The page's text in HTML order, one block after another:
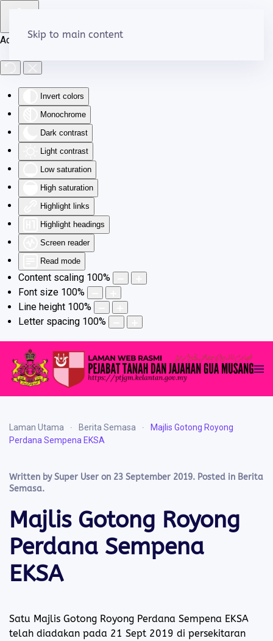
Accessibility Tools
Invert colors
Monochrome
Dark contrast
Light contrast
Low saturation
High saturation
Highlight links
Highlight headings
Screen reader
Read mode
Content scaling 100%
Font size 100%
Line height 100%
Letter spacing 100%
Skip to main content
Laman Utama Berita Semasa
Majlis Gotong Royong
Perdana Sempena EKSA
Written by Super User on 23 September 2019. Posted in Berita
Semasa.
Majlis Gotong Royong
Perdana Sempena
EKSA
Satu Majlis Gotong Royong Perdana Sempena EKSA
telah diadakan pada 21 Sept 2019 di persekitaran